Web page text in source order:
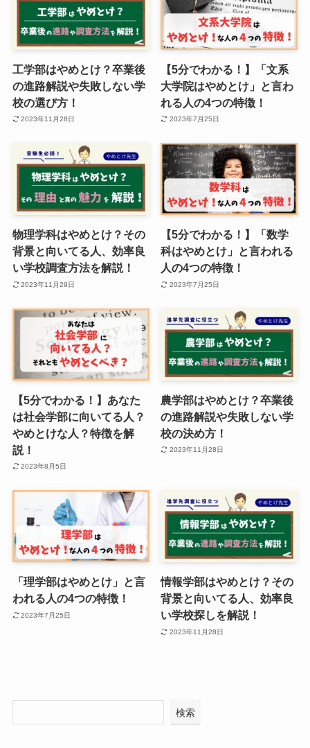
工学部はやめとけ？卒業後
の進路解説や失敗しない学
校の選び方！
2023年11月28日
【5分でわかる！】「文系
大学院はやめとけ」と言わ
れる人の4つの特徴！
2023年7月25日
物理学科はやめとけ？その
背景と向いてる人、効率良
い学校調査方法を解説！
2023年11月29日
【5分でわかる！】「数学
科はやめとけ」と言われる
人の4つの特徴！
2023年7月25日
【5分でわかる！】あなた
は社会学部に向いてる人？
やめとけな人？特徴を解
説！
2023年8月5日
農学部はやめとけ？卒業後
の進路解説や失敗しない学
校の決め方！
2023年11月28日
「理学部はやめとけ」と言
われる人の4つの特徴！
2023年7月25日
情報学部はやめとけ？その
背景と向いてる人、効率良
い学校探しを解説！
2023年11月28日
検索